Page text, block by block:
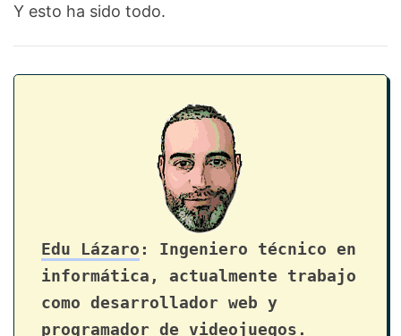
Y esto ha sido todo.
Edu Lázaro : Ingeniero técnico en
informática, actualmente trabajo
como desarrollador web y
programador de videojuegos.